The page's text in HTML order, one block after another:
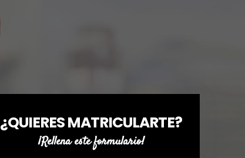
¿QUIERES MATRICULARTE?
¡Rellena este formulario!